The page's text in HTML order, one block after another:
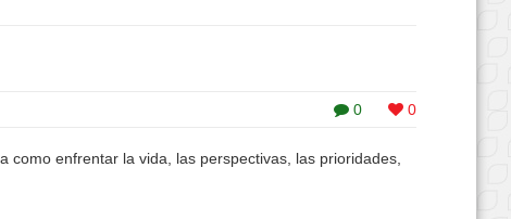
0 0
enfrentar la vida, las perspectivas, las prioridades,